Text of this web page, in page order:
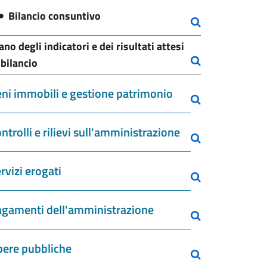
Bilancio consuntivo
degli indicatori e dei risultati attesi
immobili e gestione patrimonio
e rilievi sull'amministrazione
erogati
dell'amministrazione
pubbliche